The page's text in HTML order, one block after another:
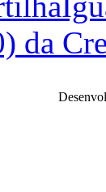
da